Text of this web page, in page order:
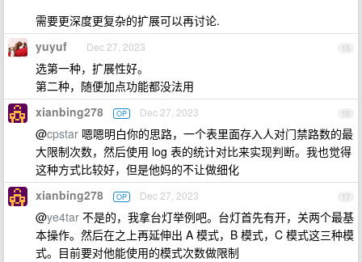
需要更深度更复杂的扩展可以再讨论.
15
yuyuf Dec 27, 2023
选第一种，扩展性好。
第二种，随便加点功能都没法用
16
xianbing278 OP Dec 27, 2023
@cpstar 嗯嗯明白你的思路，一个表里面存入人对门禁路数的最
大限制次数，然后使用 log 表的统计对比来实现判断。我也觉得
这种方式比较好，但是他妈的不让做细化
17
xianbing278 OP Dec 27, 2023
@ye4tar 不是的，我拿台灯举例吧。台灯首先有开，关两个最基
本操作。然后在之上再延伸出 A 模式，B 模式，C 模式这三种模
式。目前要对他能使用的模式次数做限制